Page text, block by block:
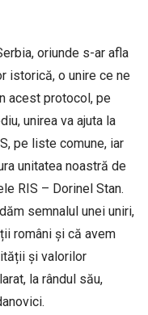
oriunde s-ar afla
istorică, o unire ce ne
acest protocol, pe
unirea va ajuta la
pe liste comune, iar
unitatea noastră de
RIS – Dorinel Stan.
semnalul unei uniri,
români și că avem
și valorilor
la rândul său,